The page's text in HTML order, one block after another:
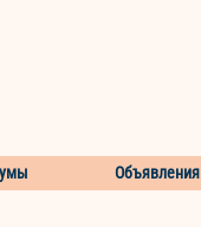
Объявления